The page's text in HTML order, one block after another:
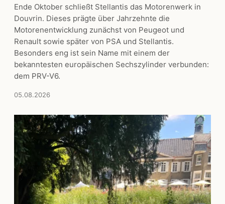
Ende Oktober schließt Stellantis das Motorenwerk in
Douvrin. Dieses prägte über Jahrzehnte die
Motorenentwicklung zunächst von Peugeot und
Renault sowie später von PSA und Stellantis.
Besonders eng ist sein Name mit einem der
bekanntesten europäischen Sechszylinder verbunden:
dem PRV-V6.
05.08.2026